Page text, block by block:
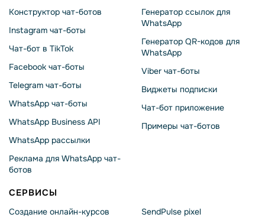
Конструктор чат-ботов
Instagram чат-боты
Чат-бот в TikTok
Facebook чат-боты
Telegram чат-боты
WhatsApp чат-боты
WhatsApp Business API
WhatsApp рассылки
Реклама для WhatsApp чат-
ботов
Генератор ссылок для
WhatsApp
Генератор QR-кодов для
WhatsApp
Viber чат-боты
Виджеты подписки
Чат-бот приложение
Примеры чат-ботов
СЕРВИСЫ
Создание онлайн-курсов
SendPulse pixel